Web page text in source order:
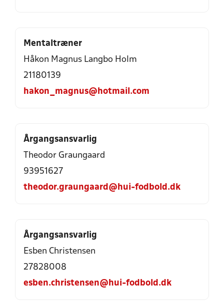
Mentaltræner
Håkon Magnus Langbo Holm
21180139
hakon_magnus@hotmail.com
Årgangsansvarlig
Theodor Graungaard
93951627
theodor.graungaard@hui-fodbold.dk
Årgangsansvarlig
Esben Christensen
27828008
esben.christensen@hui-fodbold.dk